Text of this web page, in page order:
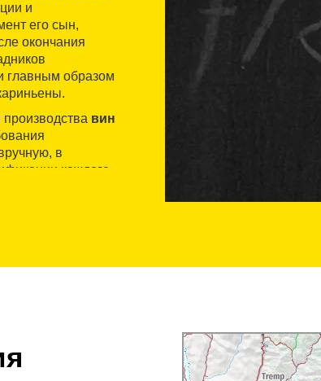
и
его сын,
окончания
главным образом
вин
в
каждого